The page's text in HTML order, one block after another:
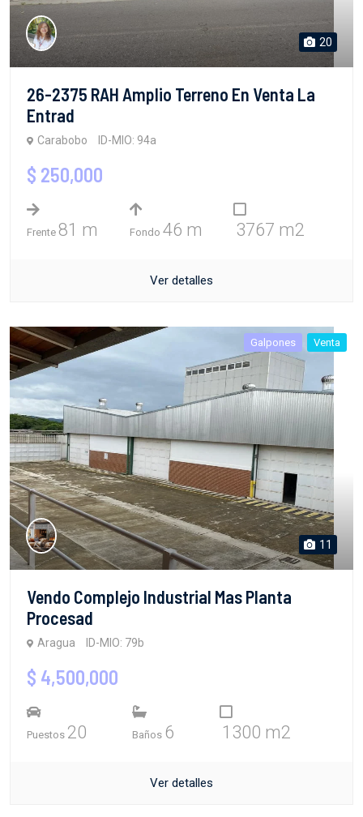
20
26-2375 RAH Amplio Terreno En Venta La
Entrad
Carabobo ID-MIO: 94a
$ 250,000
Frente 81 m Fondo 46 m 3767 m2
Ver detalles
Galpones Venta
11
Vendo Complejo Industrial Mas Planta
Procesad
Aragua ID-MIO: 79b
$ 4,500,000
Puestos 20 Baños 6 1300 m2
Ver detalles